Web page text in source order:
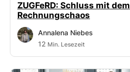
ZUGFeRD: Schluss mit dem
Rechnungschaos
Annalena Niebes
12 Min. Lesezeit